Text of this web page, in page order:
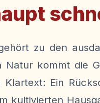
zu den
kommt die
Ein
kultivierten